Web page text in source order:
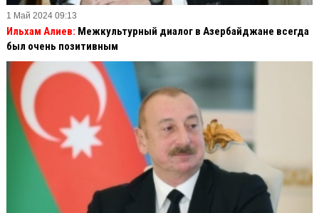
1 Май 2024 09:13
Ильхам Алиев: Межкультурный диалог в Азербайджане всегда
был очень позитивным